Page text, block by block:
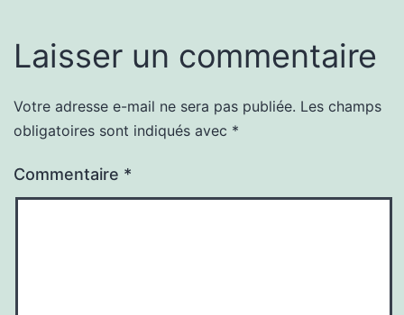
Laisser un commentaire
Votre adresse e-mail ne sera pas publiée. Les champs
obligatoires sont indiqués avec *
Commentaire *